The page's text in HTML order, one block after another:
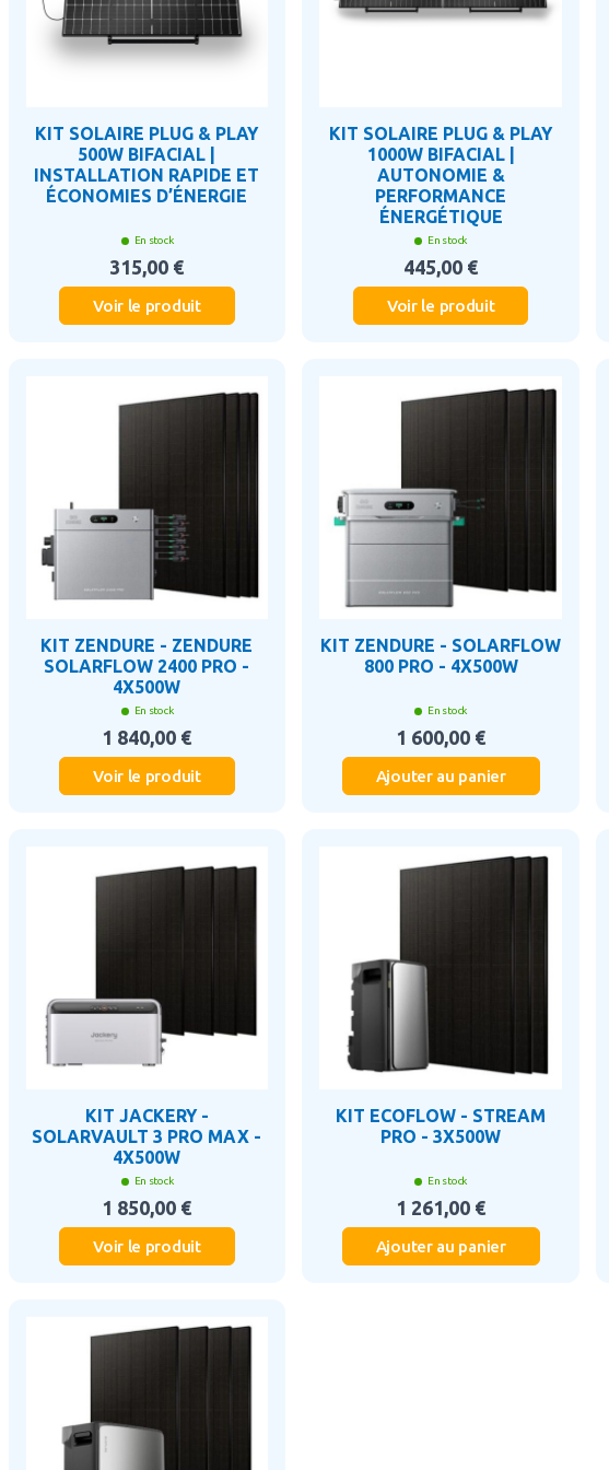
KIT SOLAIRE PLUG & PLAY
500W BIFACIAL |
INSTALLATION RAPIDE ET
ÉCONOMIES D’ÉNERGIE
En stock
315,00 €
Voir le produit
KIT SOLAIRE PLUG & PLAY
1000W BIFACIAL |
AUTONOMIE &
PERFORMANCE
ÉNERGÉTIQUE
En stock
445,00 €
Voir le produit
KIT ZENDURE - ZENDURE
SOLARFLOW 2400 PRO -
4X500W
En stock
1 840,00 €
Voir le produit
KIT ZENDURE - SOLARFLOW
800 PRO - 4X500W
En stock
1 600,00 €
Ajouter au panier
KIT JACKERY -
SOLARVAULT 3 PRO MAX -
4X500W
En stock
1 850,00 €
Voir le produit
KIT ECOFLOW - STREAM
PRO - 3X500W
En stock
1 261,00 €
Ajouter au panier